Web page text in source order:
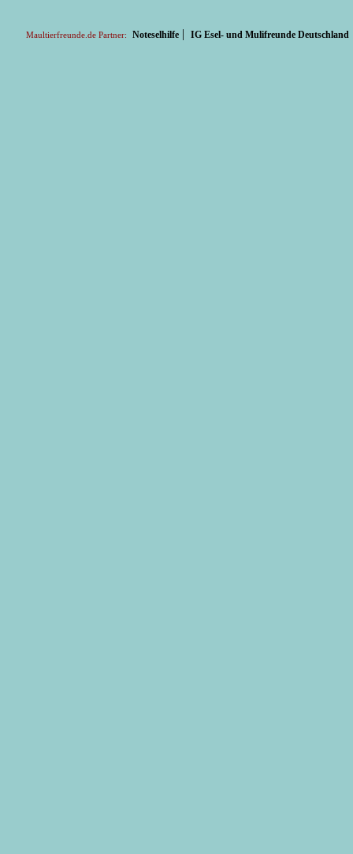
Maultierfreunde.de Partner: Noteselhilfe | IG Esel- und Mulifreunde Deutschland